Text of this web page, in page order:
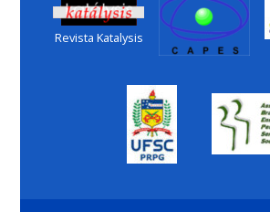
Revista Katalysis